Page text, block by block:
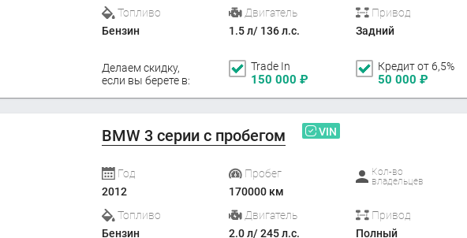
Топливо
Бензин
Двигатель
1.5 л/ 136 л.с.
Привод
Задний
Делаем скидку,
если вы берете в:
Trade In
150 000 ₽
Кредит от 6,5%
50 000 ₽
BMW 3 серии с пробегом VIN
Год
2012
Пробег
170000 км
Кол-во
владельцев
Топливо
Бензин
Двигатель
2.0 л/ 245 л.с.
Привод
Полный